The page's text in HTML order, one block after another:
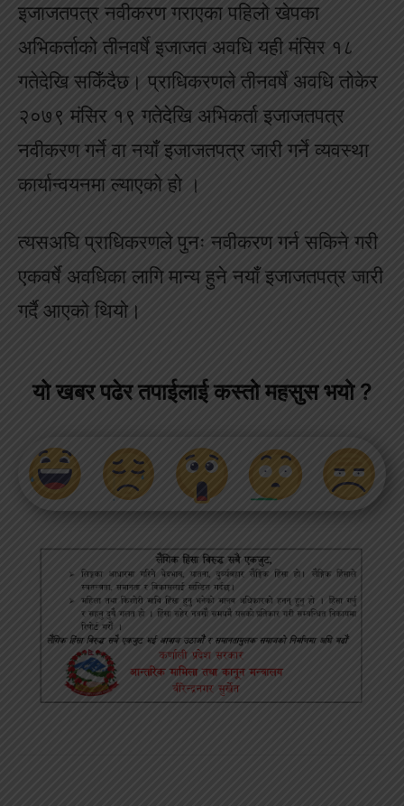
इजाजतपत्र नवीकरण गराएका पहिलो खेपका
अभिकर्ताको तीनवर्षे इजाजत अवधि यही मंसिर १८
गतेदेखि सकिँदैछ। प्राधिकरणले तीनवर्षे अवधि तोकेर
२०७९ मंसिर १९ गतेदेखि अभिकर्ता इजाजतपत्र
नवीकरण गर्ने वा नयाँ इजाजतपत्र जारी गर्ने व्यवस्था
कार्यान्वयनमा ल्याएको हो ।
त्यसअघि प्राधिकरणले पुनः नवीकरण गर्न सकिने गरी
एकवर्षे अवधिका लागि मान्य हुने नयाँ इजाजतपत्र जारी
गर्दै आएको थियो।
यो खबर पढेर तपाईलाई कस्तो महसुस भयो ?